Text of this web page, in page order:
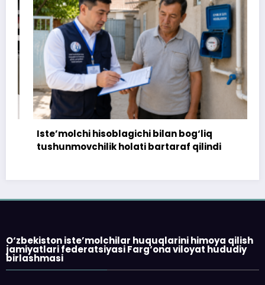
Iste’molchi hisoblagichi bilan bog‘liq
tushunmovchilik holati bartaraf qilindi
O‘zbekiston iste’molchilar huquqlarini himoya qilish
jamiyatlari federatsiyasi Farg‘ona viloyat hududiy
birlashmasi